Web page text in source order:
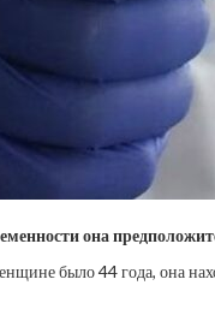
она
было 44 года, она